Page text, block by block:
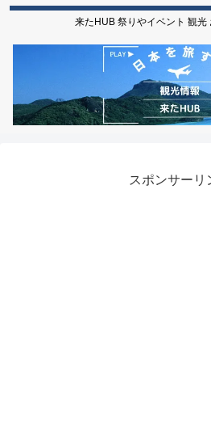
来たHUB 祭りやイベント 観光
スポンサーリ